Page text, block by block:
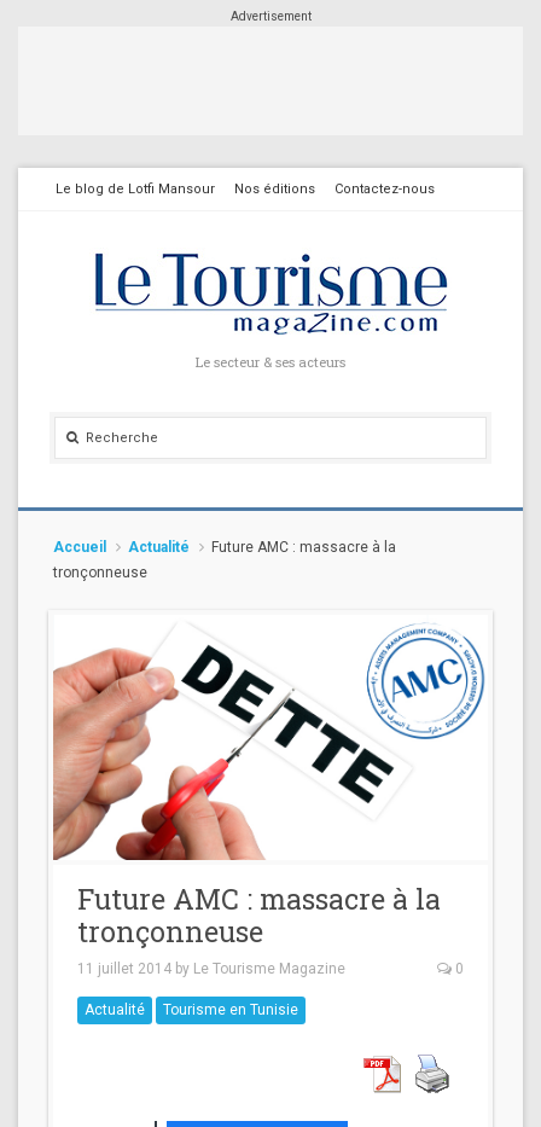
Advertisement
Le blog de Lotfi Mansour Nos éditions Contactez-nous
Le secteur & ses acteurs
Accueil Actualité
Future AMC : massacre à la
tronçonneuse
Future AMC : massacre à la
tronçonneuse
11 juillet 2014 by Le Tourisme Magazine 0
Actualité Tourisme en Tunisie